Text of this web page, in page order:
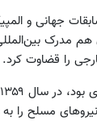
در مسابقات جهانی
هم مدرک
را قضاوت کرد.
مسلح را